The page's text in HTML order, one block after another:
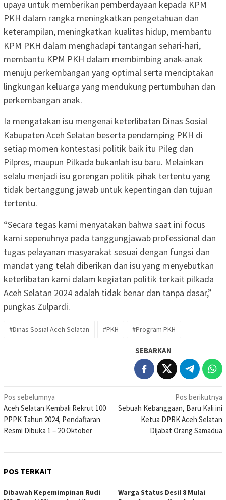
upaya untuk memberikan pemberdayaan kepada KPM
PKH dalam rangka meningkatkan pengetahuan dan
keterampilan, meningkatkan kualitas hidup, membantu
KPM PKH dalam menghadapi tantangan sehari-hari,
membantu KPM PKH dalam membimbing anak-anak
menuju perkembangan yang optimal serta menciptakan
lingkungan keluarga yang mendukung pertumbuhan dan
perkembangan anak.
Ia mengatakan isu mengenai keterlibatan Dinas Sosial
Kabupaten Aceh Selatan beserta pendamping PKH di
setiap momen kontestasi politik baik itu Pileg dan
Pilpres, maupun Pilkada bukanlah isu baru. Melainkan
selalu menjadi isu gorengan politik pihak tertentu yang
tidak bertanggung jawab untuk kepentingan dan tujuan
tertentu.
“Secara tegas kami menyatakan bahwa saat ini focus
kami sepenuhnya pada tanggungjawab professional dan
tugas pelayanan masyarakat sesuai dengan fungsi dan
mandat yang telah diberikan dan isu yang menyebutkan
keterlibatan kami dalam kegiatan politik terkait pilkada
Aceh Selatan 2024 adalah tidak benar dan tanpa dasar,”
pungkas Zulpardi.
#Dinas Sosial Aceh Selatan #PKH #Program PKH
SEBARKAN
Navigasi
pos
Pos sebelumnya
Aceh Selatan Kembali Rekrut 100
PPPK Tahun 2024, Pendaftaran
Resmi Dibuka 1 – 20 Oktober
Pos berikutnya
Sebuah Kebanggaan, Baru Kali ini
Ketua DPRK Aceh Selatan
Dijabat Orang Samadua
POS TERKAIT
Dibawah Kepemimpinan Rudi
Warga Status Desil 8 Mulai